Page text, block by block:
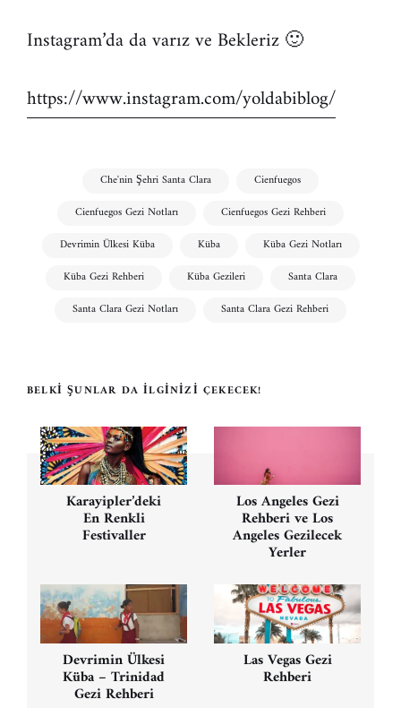
Instagram’da da varız ve Bekleriz 🙂
https://www.instagram.com/yoldabiblog/
Che'nin Şehri Santa Clara
Cienfuegos
Cienfuegos Gezi Notları
Cienfuegos Gezi Rehberi
Devrimin Ülkesi Küba
Küba
Küba Gezi Notları
Küba Gezi Rehberi
Küba Gezileri
Santa Clara
Santa Clara Gezi Notları
Santa Clara Gezi Rehberi
BELKI ŞUNLAR DA İLGINIZI ÇEKECEK!
Karayipler’deki
En Renkli
Festivaller
Los Angeles Gezi
Rehberi ve Los
Angeles Gezilecek
Yerler
Devrimin Ülkesi
Küba – Trinidad
Gezi Rehberi
Las Vegas Gezi
Rehberi
Yazı
gezinmesi